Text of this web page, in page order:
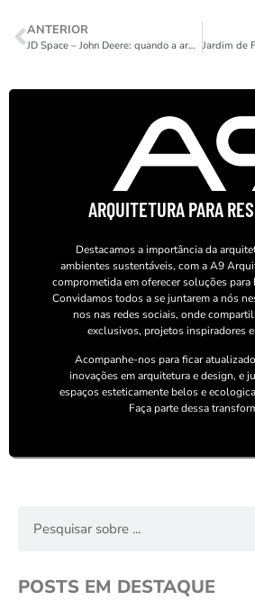
ANTERIOR
JD Space – John Deere: quando a arquitetura cenográfica transforma desafios em experiência de marca
ARQUITETURA PARA
Destacamos a importância da
ambientes sustentáveis, com a A9
comprometida em oferecer soluções para
Convidamos todos a se juntarem a nós
nos nas redes sociais, onde
exclusivos, projetos inspiradores
Acompanhe-nos para ficar
inovações em arquitetura e design, e
espaços esteticamente belos e
Faça parte dessa
POSTS EM DESTAQUE